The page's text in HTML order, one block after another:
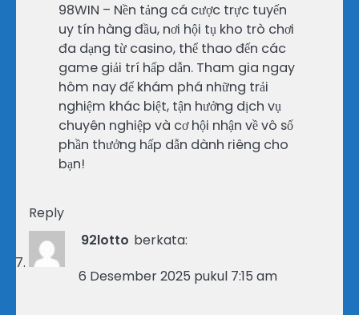
98WIN – Nền tảng cá cược trực tuyến
uy tín hàng đầu, nơi hội tụ kho trò chơi
đa dạng từ casino, thể thao đến các
game giải trí hấp dẫn. Tham gia ngay
hôm nay để khám phá những trải
nghiệm khác biệt, tận hưởng dịch vụ
chuyên nghiệp và cơ hội nhận về vô số
phần thưởng hấp dẫn dành riêng cho
bạn!
Reply
92lotto berkata:
6 Desember 2025 pukul 7:15 am